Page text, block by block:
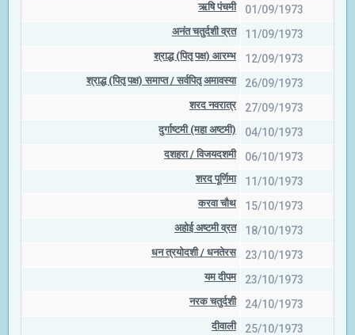
ऋषि पंचमी 01/09/1973
अनंत चतुर्दशी व्रत 11/09/1973
श्राद्ध (पितृ पक्ष) आरम्भ 12/09/1973
श्राद्ध (पितृ पक्ष) समाप्त / सर्वपितृ अमावस्या 26/09/1973
शरद नवरात्र 27/09/1973
दुर्गाष्टमी (महा अष्टमी) 04/10/1973
दशहरा / विजयदशमी 06/10/1973
शरद पूर्णिमा 11/10/1973
करवा चौथ 15/10/1973
अहोई अष्टमी व्रत 18/10/1973
धन त्रयोदशी / धनतेरस 23/10/1973
यम दीपम 23/10/1973
नरक चतुर्दशी 24/10/1973
दीवाली 25/10/1973